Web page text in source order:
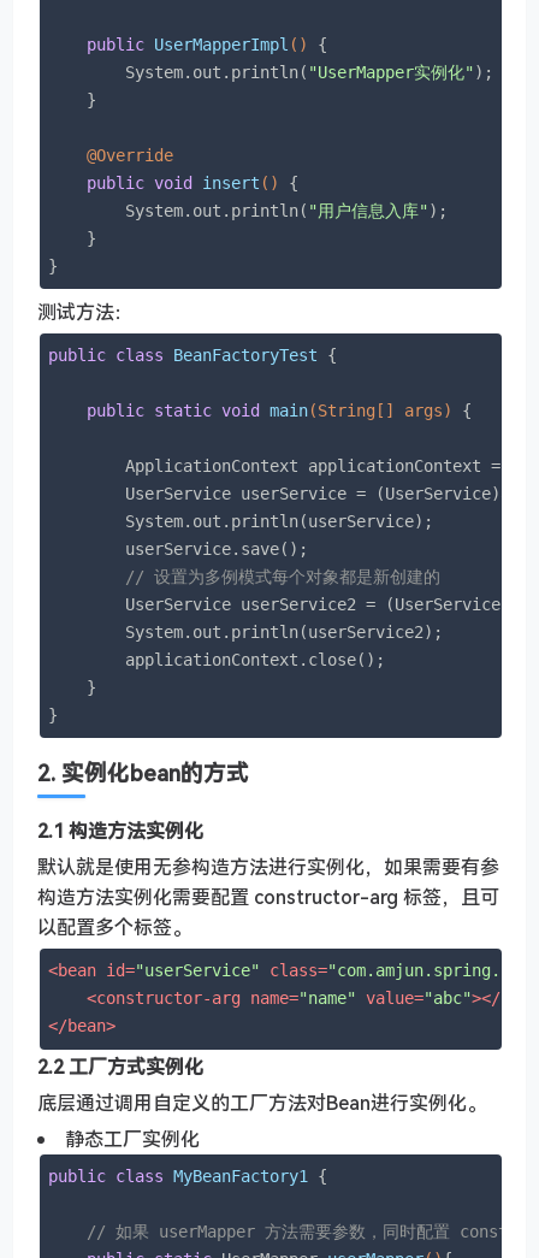
public UserMapperImpl ()
{
        System.out.println(
"UserMapper实例化");
    }
@Override
public void insert ()
{
        System.out.println(
"用户信息入库");
    }
}
测试方法：
public class BeanFactoryTest {
public static void main(String[] args) {
        ApplicationContext applicationContext =
UserService userService =
        System.out.println(userService);
        userService.save();
// 设置为多例模式每个对象都是新创建的
UserService userService2 =
        System.out.println(userService2);
        applicationContext.close();
    }
}
2. 实例化bean的方式
2.1 构造方法实例化
默认就是使用无参构造方法进行实例化，如果需要有参
构造方法实例化需要配置 constructor-arg 标签，且可
以配置多个标签。
<bean id="userService" class=
<constructor-arg name="name" value="abc"></
</bean>
2.2 工厂方式实例化
底层通过调用自定义的工厂方法对Bean进行实例化。
静态工厂实例化
public class MyBeanFactory1 {
// 如果 userMapper 方法需要参数，同时配置